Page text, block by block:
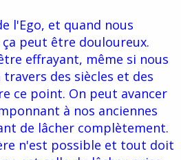
l'Ego, et quand nous
peut être douloureux.
effrayant, même si nous
travers des siècles et des
ce point. On peut avancer
à nos anciennes
de lâcher complètement.
n'est possible et tout doit